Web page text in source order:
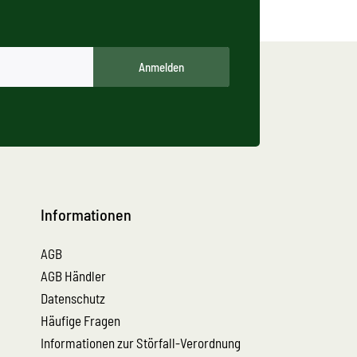
Anmelden
Informationen
AGB
AGB Händler
Datenschutz
Häufige Fragen
Informationen zur Störfall-Verordnung